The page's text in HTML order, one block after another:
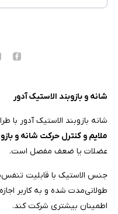
شانه و بازوبند الاستیک آدور
شانه‌ بازوبند الاستیک آدور
ملایم و کنترل حرکت شانه و بازو
عضلات یا ضعف مفصل است.
جنس الاستیک با قابلیت
طولانی‌مدت شده و به کاربر
اطمینان بیشتری شرکت کند.